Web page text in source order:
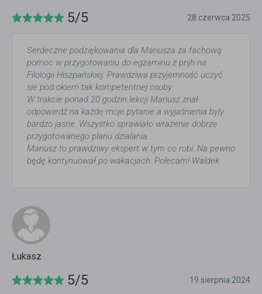
5/5 28 czerwca 2025
Serdeczne podziękowania dla Mariusza za fachową
pomoc w przygotowaniu do egzaminu z pnjh na
Filologii Hiszpańskiej. Prawdziwa przyjemność uczyć
sie pod okiem tak kompetentnej osoby.
W trakcie ponad 20 godzin lekcji Mariusz znał
odpowiedź na każde moje pytanie a wyjaśnienia byly
bardzo jasne. Wszystko sprawiało wrażenie dobrze
przygotowanego planu dzialania.
Mariusz to prawdziwy ekspert w tym co robi. Na pewno
będę kontynuował po wakacjach. Polecam! Waldek
Łukasz
5/5 19 sierpnia 2024